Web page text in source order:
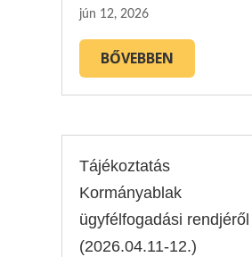
jún 12, 2026
BŐVEBBEN
Tájékoztatás
Kormányablak
ügyfélfogadási rendjéről
(2026.04.11-12.)